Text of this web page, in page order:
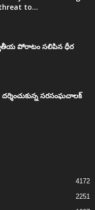
to...
పోరాటం సలిపిన ధీర
సరసంఘచాలక్
4172
2251